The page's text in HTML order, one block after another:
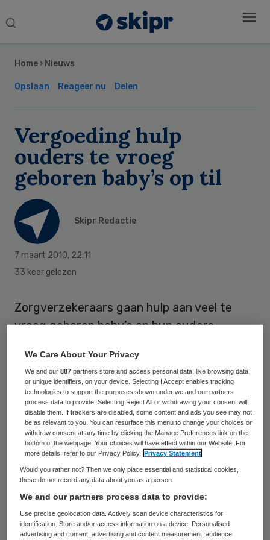
Search
Home › Nieuws
Opslaan Reageer nu Delen
Vergoeding hulp
ouders te vroeg
geboren baby’s op til
Skipr Redactie
7 maart 2010, 22:11
33 keer gelezen
Zorgverzekeraars gaan hulp aan veel te
vroeg geboren baby’s en hun ouders
dat zowel de baby’s als de ouders daar
baat bij hebben. Dat zei een woordvoerder
van zorgverzekeraar Agis zondag naar
aanleiding van berichtgeving door de NOS.
NZa: hulp mag in
basisverzekering
In Nederland worden jaarlijks ruim
tweeduizend baby’s veel te vroeg geboren.
Sidebar
We Care About Your Privacy
We and our887 partners store and access personal data, like browsing data
or unique identifiers, on your device. Selecting I Accept enables tracking
technologies to support the purposes shown under we and our partners
process data to provide. Selecting Reject All or withdrawing your consent will
disable them. If trackers are disabled, some content and ads you see may not
be as relevant to you. You can resurface this menu to change your choices or
withdraw consent at any time by clicking the Manage Preferences link on the
bottom of the webpage. Your choices will have effect within our Website. For
more details, refer to our Privacy Policy.
Privacy Statement
Would you rather not? Then we only place essential and statistical cookies,
these do not record any data about you as a person
We and our partners process data to provide:
Use precise geolocation data. Actively scan device characteristics for
identification. Store and/or access information on a device. Personalised
advertising and content, advertising and content measurement, audience